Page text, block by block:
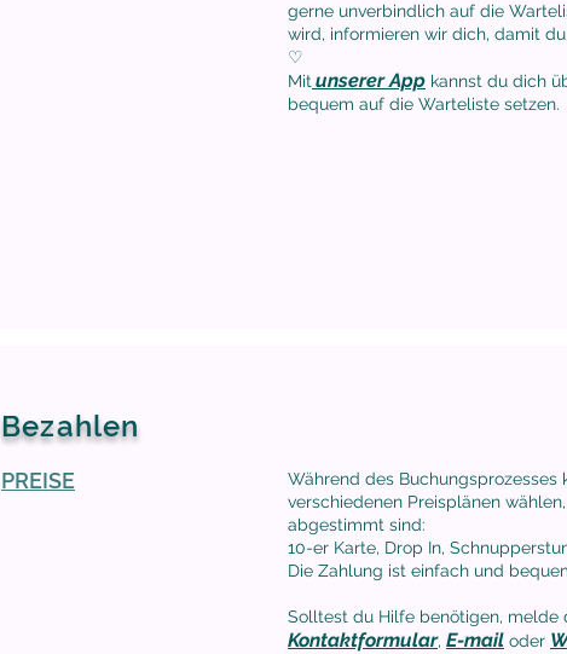
gerne unverbindlich auf die
wird, informieren wir dich, damit
♡
Mit unserer App kannst du dich
bequem auf die Warteliste setzen.
Bezahlen
PREISE
Während des Buchungsprozesses
verschiedenen Preisplänen
abgestimmt sind:
10-er Karte, Drop In,
Die Zahlung ist einfach und
Solltest du Hilfe benötigen, melde
Kontaktformular, E-mail oder